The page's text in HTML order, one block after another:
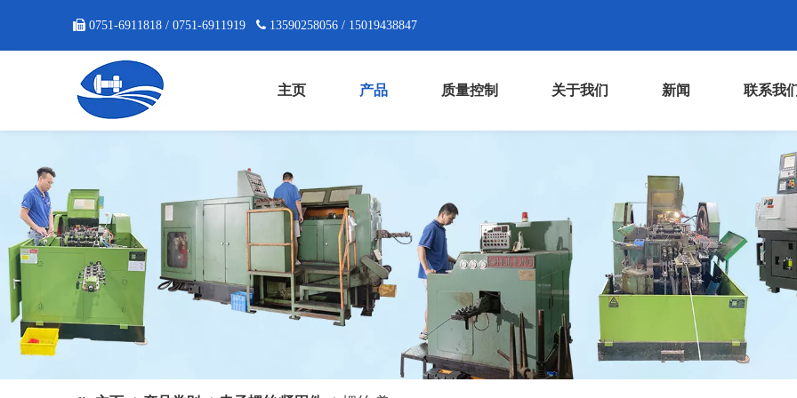
 0751-6911818 / 0751-6911919  13590258056 / 15019438847
主页 产品 质量控制 关于我们 新闻 联系我